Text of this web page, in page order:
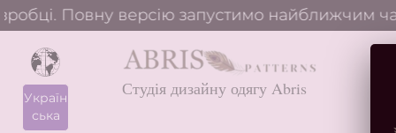
Повну версію запустимо найближчим
Україн
ська
Студія дизайну одягу Abris